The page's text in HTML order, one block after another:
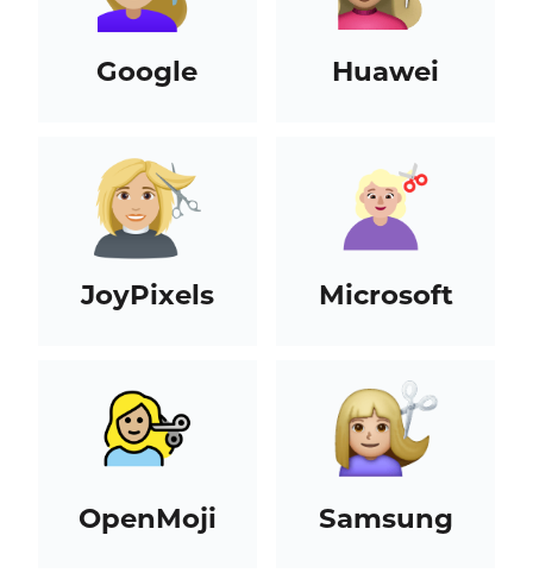
Google Huawei
JoyPixels Microsoft
OpenMoji Samsung